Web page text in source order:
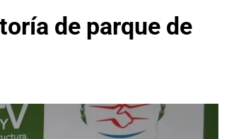
de parque de